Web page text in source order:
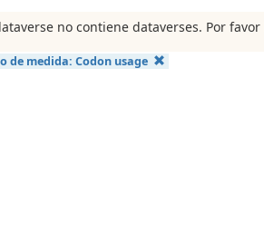
no contiene dataverses. Por favor
de medida: Codon usage